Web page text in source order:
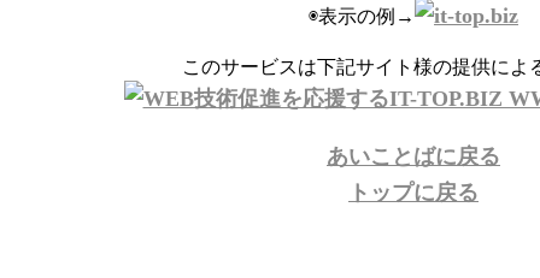
◉表示の例→
このサービスは下記サイト様の提供によ
あいことばに戻る
トップに戻る